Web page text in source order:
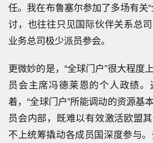
任。我在布鲁塞尔参加了多场有关
讨，也往往只见国际伙伴关系总
业务总司极少派员参会。
更微妙的是，“全球门户”很大程度
员会主席冯德莱恩的个人政绩
着，“全球门户”所能调动的资源基
员会内部，既难以有效激活欧盟
不上统筹撬动各成员国深度参与